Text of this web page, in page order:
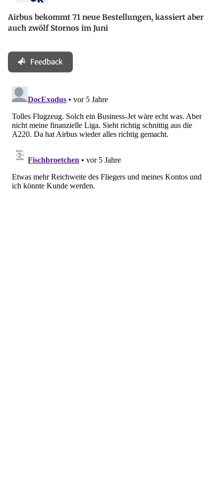
Airbus bekommt 71 neue Bestellungen, kassiert aber
auch zwölf Stornos im Juni
Feedback